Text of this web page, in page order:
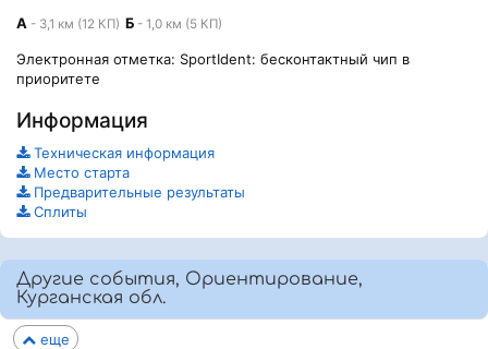
А - 3,1 км (12 КП) Б - 1,0 км (5 КП)
Электронная отметка: SportIdent: бесконтактный чип в
приоритете
Информация
Техническая информация
Место старта
Предварительные результаты
Сплиты
Другие события, Ориентирование,
Курганская обл.
еще